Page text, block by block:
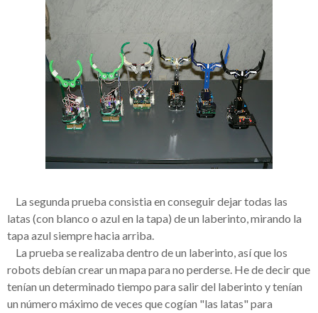
La segunda prueba consistia en conseguir dejar todas las
latas (con blanco o azul en la tapa) de un laberinto, mirando la
tapa azul siempre hacia arriba.
La prueba se realizaba dentro de un laberinto,asíque los
robots debían crear un mapa para no perderse. He de decir que
tenían un determinado tiempo para salir del laberinto ytenían
un número máximo de veces quecogían "las latas" para